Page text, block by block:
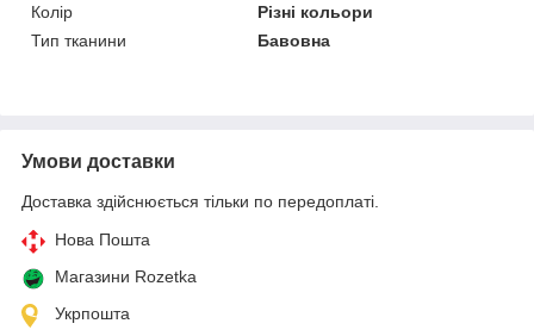
Колір
Різні кольори
Тип тканини
Бавовна
Умови доставки
Доставка здійснюється тільки по передоплаті.
Нова Пошта
Магазини Rozetka
Укрпошта